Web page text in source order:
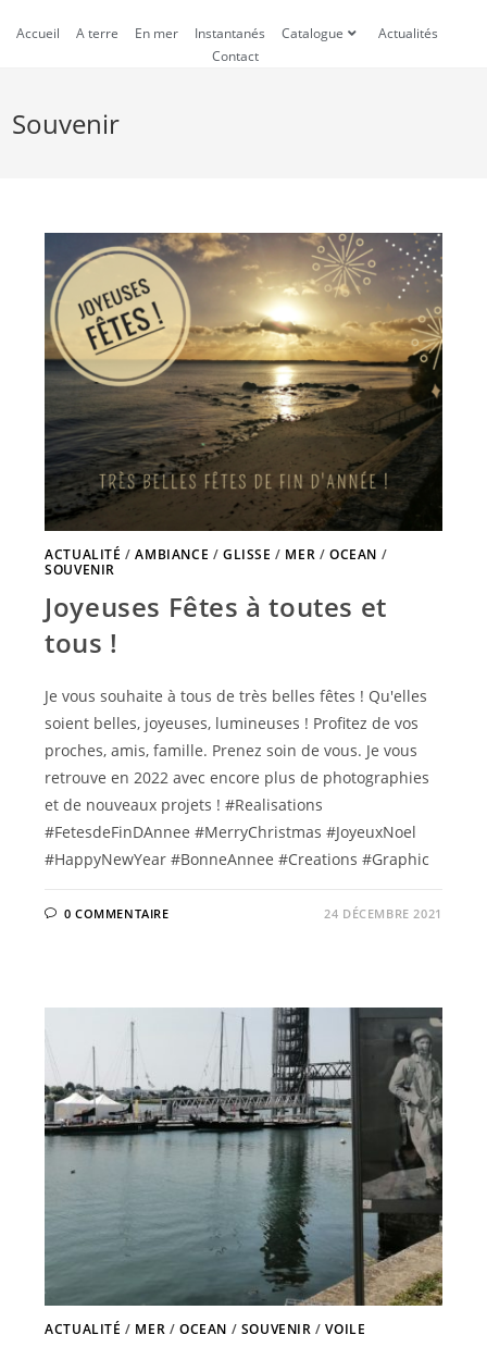
Accueil A terre En mer Instantanés Catalogue
Actualités
Contact
Souvenir
ACTUALITÉ /AMBIANCE /GLISSE / MER /OCEAN /
SOUVENIR
Joyeuses Fêtes à toutes et
tous !
Je vous souhaite à tous de très belles fêtes ! Qu'elles
soient belles, joyeuses, lumineuses ! Profitez de vos
proches, amis, famille. Prenez soin de vous. Je vous
retrouve en 2022 avec encore plus de photographies
et de nouveaux projets ! #Realisations
#FetesdeFinDAnnee #MerryChristmas #JoyeuxNoel
#HappyNewYear #BonneAnnee #Creations #Graphic
0 COMMENTAIRE 24 DÉCEMBRE 2021
ACTUALITÉ / MER /OCEAN / SOUVENIR /VOILE